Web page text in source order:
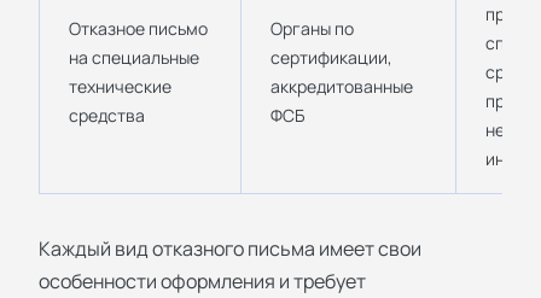
Отказное письмо
на специальные
технические
средства
Органы по
сертификации,
аккредитованные
ФСБ
Каждый вид отказного письма имеет свои
особенности оформления и требует